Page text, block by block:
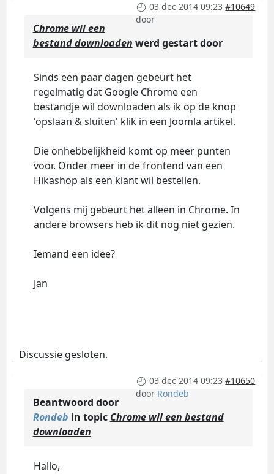
03 dec 2014 09:23 #10649
door
Chrome wil een
bestand downloaden werd gestart door
Sinds een paar dagen gebeurt het
regelmatig dat Google Chrome een
bestandje wil downloaden als ik op de knop
'opslaan & sluiten' klik in een Joomla artikel.
Die onhebbelijkheid komt op meer punten
voor. Onder meer in de frontend van een
Hikashop als een klant wil bestellen.
Volgens mij gebeurt het alleen in Chrome. In
andere browsers heb ik dit nog niet gezien.
Iemand een idee?
Jan
Discussie gesloten.
03 dec 2014 09:23 #10650
door Rondeb
Beantwoord door
Rondeb in topic Chrome wil een bestand
downloaden
Hallo,